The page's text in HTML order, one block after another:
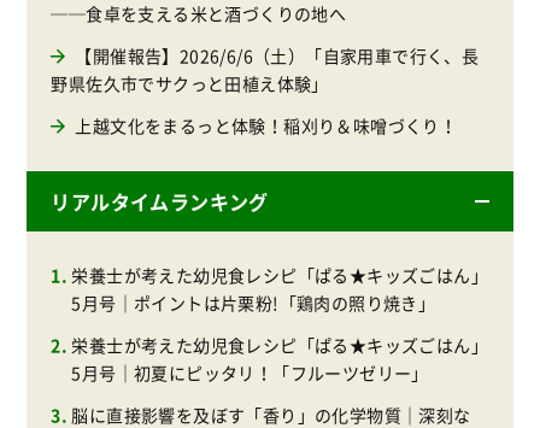
──食卓を支える米と酒づくりの地へ
【開催報告】2026/6/6（土）「自家用車で行く、長
野県佐久市でサクっと田植え体験」
上越文化をまるっと体験！稲刈り＆味噌づくり！
リアルタイムランキング
栄養士が考えた幼児食レシピ「ぱる★キッズごはん」
5月号｜ポイントは片栗粉!「鶏肉の照り焼き」
栄養士が考えた幼児食レシピ「ぱる★キッズごはん」
5月号｜初夏にピッタリ！「フルーツゼリー」
脳に直接影響を及ぼす「香り」の化学物質｜深刻な